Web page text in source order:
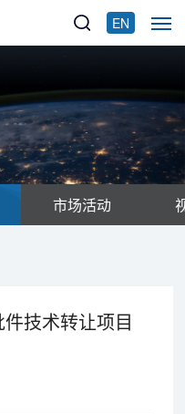
EN
市场活动
技术转让项目